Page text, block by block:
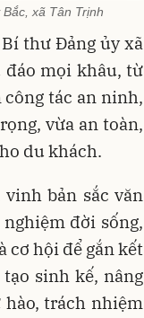
xã Tân Trịnh
thư Đảng ủy xã
đáo mọi khâu, từ
tác an ninh,
vừa an toàn,
du khách.
bản sắc văn
đời sống,
cơ hội để gắn kết
sinh kế, nâng
trách nhiệm